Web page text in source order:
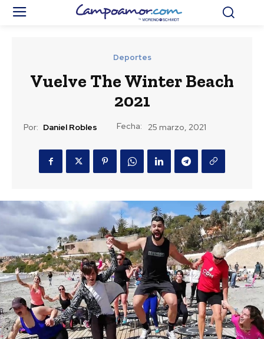
Deportes
Vuelve The Winter Beach
2021
Por: Daniel Robles Fecha: 25 marzo, 2021